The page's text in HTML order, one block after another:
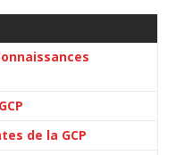
de la GCP